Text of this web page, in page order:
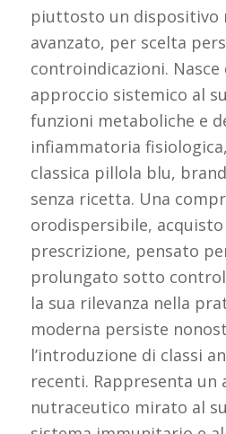
piuttosto un dispositivo
avanzato, per scelta
controindicazioni.
approccio sistemico al
funzioni metaboliche e
infiammatoria
classica pillola blu,
senza ricetta. Una
orodispersibile, acquisto
prescrizione, pensato
prolungato sotto
la sua rilevanza nella
moderna persiste
l’introduzione di classi
recenti. Rappresenta un
nutraceutico mirato al